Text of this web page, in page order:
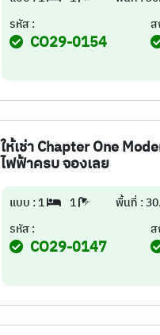
รหัส :
CO29-0154
ให้เช่า Chapter One
ไฟฟ้าครบ จองเลย
แบบ : 1 1 พื้นที่ :
รหัส :
CO29-0147